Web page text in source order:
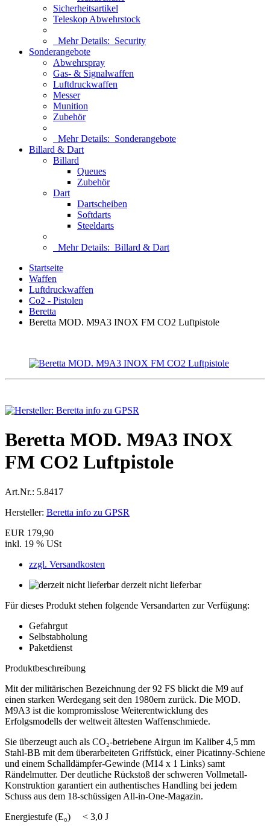
Sicherheitsartikel
Teleskop Abwehrstock
Mehr Details: Security
Sonderangebote
Abwehrspray
Gas- & Signalwaffen
Luftdruckwaffen
Messer
Munition
Zubehör
Mehr Details: Sonderangebote
Billard & Dart
Billard
Queues
Zubehör
Dart
Dartscheiben
Softdarts
Steeldarts
Mehr Details: Billard & Dart
Startseite
Waffen
Luftdruckwaffen
Co2 - Pistolen
Beretta
Beretta MOD. M9A3 INOX FM CO2 Luftpistole
Beretta MOD. M9A3 INOX
FM CO2 Luftpistole
Art.Nr.: 5.8417
Hersteller: Beretta info zu GPSR
EUR 179,90
inkl. 19 % USt
zzgl. Versandkosten
derzeit nicht lieferbar
Für dieses Produkt stehen folgende Versandarten zur Verfügung:
Gefahrgut
Selbstabholung
Paketdienst
Produktbeschreibung
Mit der militärischen Bezeichnung der 92 FS blickt die M9 auf
einen starken Werdegang seit den 1980ern zurück. Die MOD.
M9A3 ist die kompromisslose Weiterentwicklung des
Erfolgsmodells der weltweit ältesten Waffenschmiede.
Sie überzeugt auch als CO₂-betriebene Airgun im Kaliber 4,5 mm
Stahl-BB mit dem überarbeiteten Griffstück, einer Picatinny-Schiene
und einem Schalldämpfer-Gewinde (M14 x 1 Links) samt
Rändelmutter. Der deutliche Rückstoß der schweren Vollmetall-
Konstruktion garantiert ein authentisches Handling bei jedem
Schuss aus dem 18-schüssigen All-in-One-Magazin.
Energiestufe (E₀) < 3,0 J